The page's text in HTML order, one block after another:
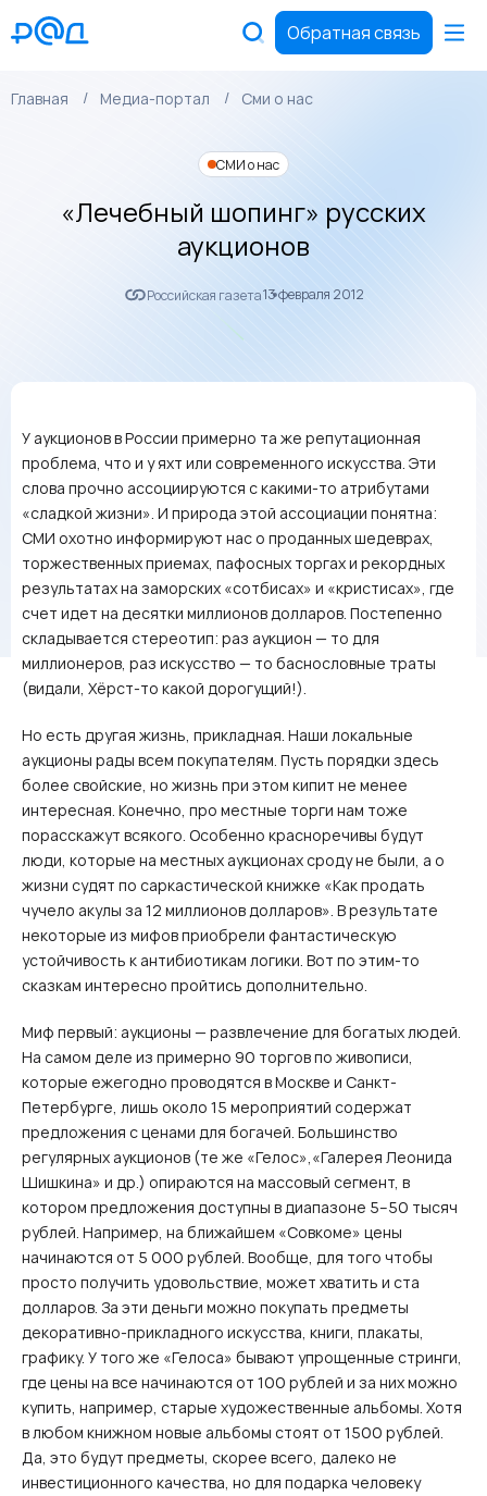
Обратная связь
Главная Медиа-портал Сми о нас
СМИ о нас
«Лечебный шопинг» русских
аукционов
Российская газета13 февраля 2012
У аукционов в России примерно та же репутационная
проблема, что и у яхт или современного искусства. Эти
слова прочно ассоциируются с какими-то атрибутами
«сладкой жизни». И природа этой ассоциации понятна:
СМИ охотно информируют нас о проданных шедеврах,
торжественных приемах, пафосных торгах и рекордных
результатах на заморских «сотбисах» и «кристисах», где
счет идет на десятки миллионов долларов. Постепенно
складывается стереотип: раз аукцион — то для
миллионеров, раз искусство — то баснословные траты
(видали, Хёрст-то какой дорогущий!).
Но есть другая жизнь, прикладная. Наши локальные
аукционы рады всем покупателям. Пусть порядки здесь
более свойские, но жизнь при этом кипит не менее
интересная. Конечно, про местные торги нам тоже
порасскажут всякого. Особенно красноречивы будут
люди, которые на местных аукционах сроду не были, а о
жизни судят по саркастической книжке «Как продать
чучело акулы за 12 миллионов долларов». В результате
некоторые из мифов приобрели фантастическую
устойчивость к антибиотикам логики. Вот по этим-то
сказкам интересно пройтись дополнительно.
Миф первый: аукционы — развлечение для богатых людей.
На самом деле из примерно 90 торгов по живописи,
которые ежегодно проводятся в Москве и Санкт-
Петербурге, лишь около 15 мероприятий содержат
предложения с ценами для богачей. Большинство
регулярных аукционов (те же «Гелос»,«Галерея Леонида
Шишкина» и др.) опираются на массовый сегмент, в
котором предложения доступны в диапазоне 5–50 тысяч
рублей. Например, на ближайшем «Совкоме» цены
начинаются от 5 000 рублей. Вообще, для того чтобы
просто получить удовольствие, может хватить и ста
долларов. За эти деньги можно покупать предметы
декоративно-прикладного искусства, книги, плакаты,
графику. У того же «Гелоса» бывают упрощенные стринги,
где цены на все начинаются от 100 рублей и за них можно
купить, например, старые художественные альбомы. Хотя
в любом книжном новые альбомы стоят от 1500 рублей.
Да, это будут предметы, скорее всего, далеко не
инвестиционного качества, но для подарка человеку